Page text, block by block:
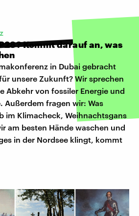
Kommt darauf an, was
in Dubai gebracht
unsere Zukunft? Wir sprechen
Abkehr von fossiler Energie und
Außerdem fragen wir: Was
im Klimacheck, Weihnachtsgans
am besten Hände waschen und
in der Nordsee klingt, kommt